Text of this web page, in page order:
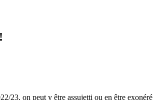
23, on peut y être assujetti ou en être